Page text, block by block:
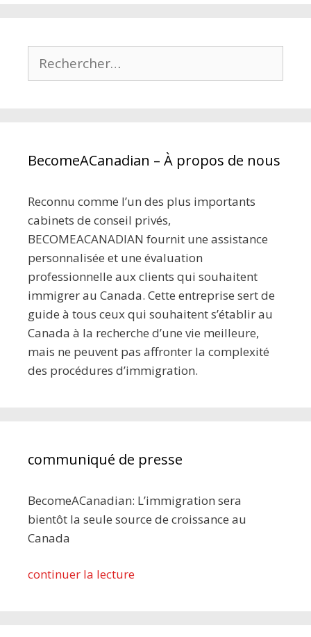
BecomeACanadian – À propos de nous
Reconnu comme l’un des plus importants
cabinets de conseil privés,
BECOMEACANADIAN fournit une assistance
personnalisée et une évaluation
professionnelle aux clients qui souhaitent
immigrer au Canada. Cette entreprise sert de
guide à tous ceux qui souhaitent s’établir au
Canada à la recherche d’une vie meilleure,
mais ne peuvent pas affronter la complexité
des procédures d’immigration.
communiqué de presse
BecomeACanadian: L’immigration sera
bientôt la seule source de croissance au
Canada
continuer la lecture